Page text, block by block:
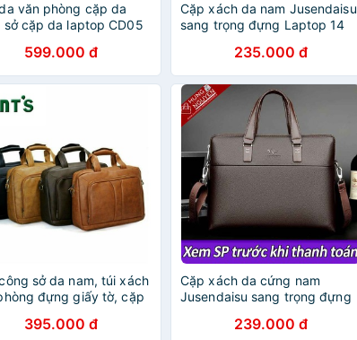
văn phòng cặp da
sở cặp da laptop CD05
599.000 đ
Cặp xách da nam Jusendaisu
sang trọng đựng Laptop 14
235.000 đ
sở da nam, túi xách
đựng giấy tờ, cặp
395.000 đ
Cặp xách da cứng nam
Jusendaisu sang trọng đựng
239.000 đ